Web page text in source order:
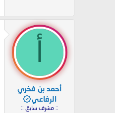
أحمد بن فخري
الرفاعي
:: مشرف سابق ::